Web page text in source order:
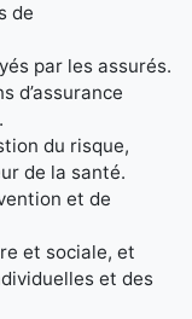
de
par les assurés.
d’assurance
du risque,
de la santé.
et de
et sociale, et
et des